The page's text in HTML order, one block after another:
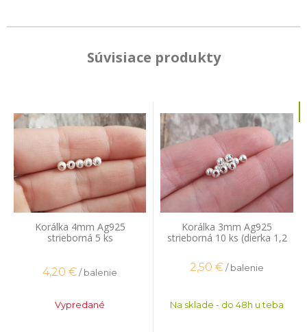
Súvisiace produkty
Korálka 4mm Ag925
strieborná 5 ks
4,20 €/ balenie
Vypredané
Korálka 3mm Ag925
strieborná 10 ks (dierka 1,2
2,50 €/ balenie
Na sklade - do 48h u teba